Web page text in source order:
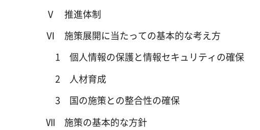
Ⅴ 推進体制
Ⅵ 施策展開に当たっての基本的な考え方
1 個人情報の保護と情報セキュリティの確保
2 人材育成
3 国の施策との整合性の確保
Ⅶ 施策の基本的な方針